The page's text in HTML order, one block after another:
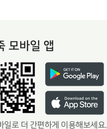
모바일 앱
일로 더 간편하게 이용해보세요.